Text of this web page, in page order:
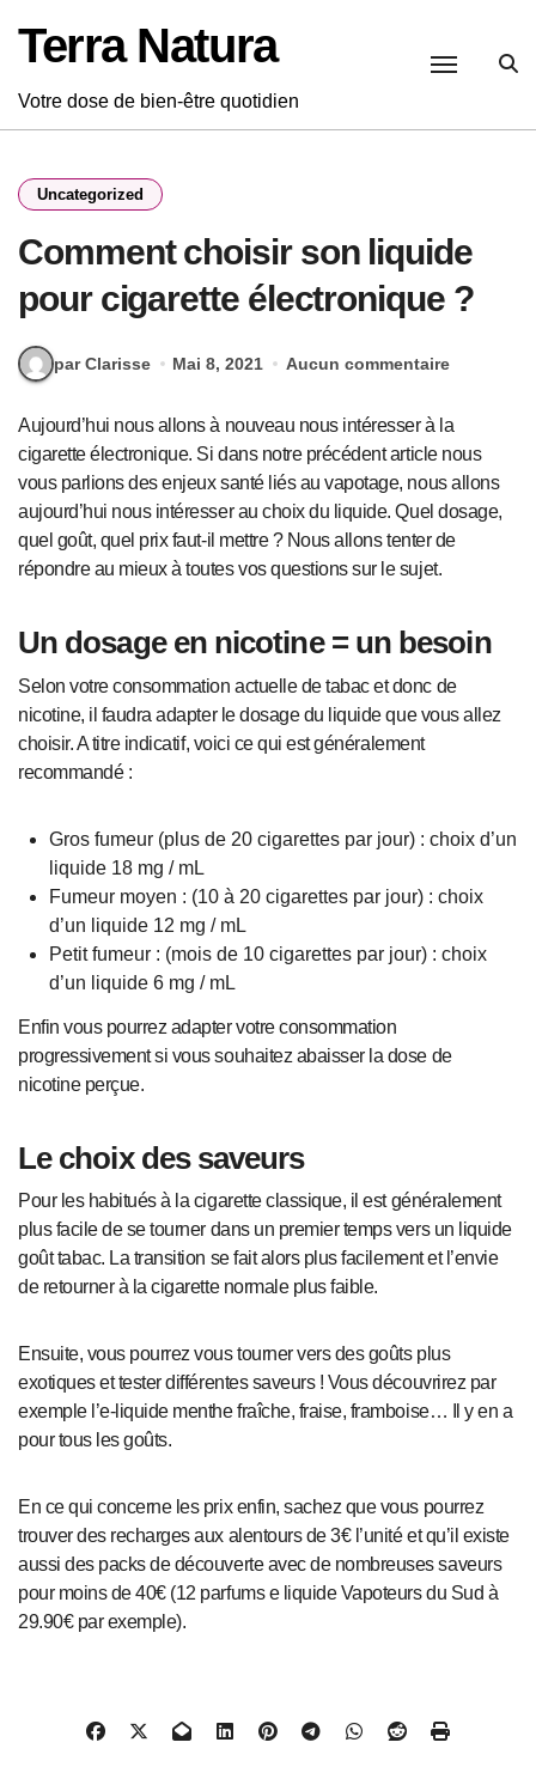
au
contenu
Terra Natura
Votre dose de bien-être quotidien
Uncategorized
Comment choisir son liquide
pour cigarette électronique ?
par Clarisse Mai 8, 2021 Aucun commentaire
Aujourd’hui nous allons à nouveau nous intéresser à la
cigarette électronique. Si dans notre précédent article nous
vous parlions des enjeux santé liés au vapotage, nous allons
aujourd’hui nous intéresser au choix du liquide. Quel dosage,
quel goût, quel prix faut-il mettre ? Nous allons tenter de
répondre au mieux à toutes vos questions sur le sujet.
Un dosage en nicotine = un besoin
Selon votre consommation actuelle de tabac et donc de
nicotine, il faudra adapter le dosage du liquide que vous allez
choisir. A titre indicatif, voici ce qui est généralement
recommandé :
Gros fumeur (plus de 20 cigarettes par jour) : choix d’un
liquide 18 mg / mL
Fumeur moyen : (10 à 20 cigarettes par jour) : choix
d’un liquide 12 mg / mL
Petit fumeur : (mois de 10 cigarettes par jour) : choix
d’un liquide 6 mg / mL
Enfin vous pourrez adapter votre consommation
progressivement si vous souhaitez abaisser la dose de
nicotine perçue.
Le choix des saveurs
Pour les habitués à la cigarette classique, il est généralement
plus facile de se tourner dans un premier temps vers un liquide
goût tabac. La transition se fait alors plus facilement et l’envie
de retourner à la cigarette normale plus faible.
Ensuite, vous pourrez vous tourner vers des goûts plus
exotiques et tester différentes saveurs ! Vous découvrirez par
exemple l’e-liquide menthe fraîche, fraise, framboise… Il y en a
pour tous les goûts.
En ce qui concerne les prix enfin, sachez que vous pourrez
trouver des recharges aux alentours de 3€ l’unité et qu’il existe
aussi des packs de découverte avec de nombreuses saveurs
pour moins de 40€ (12 parfums e liquide Vapoteurs du Sud à
29.90€ par exemple).